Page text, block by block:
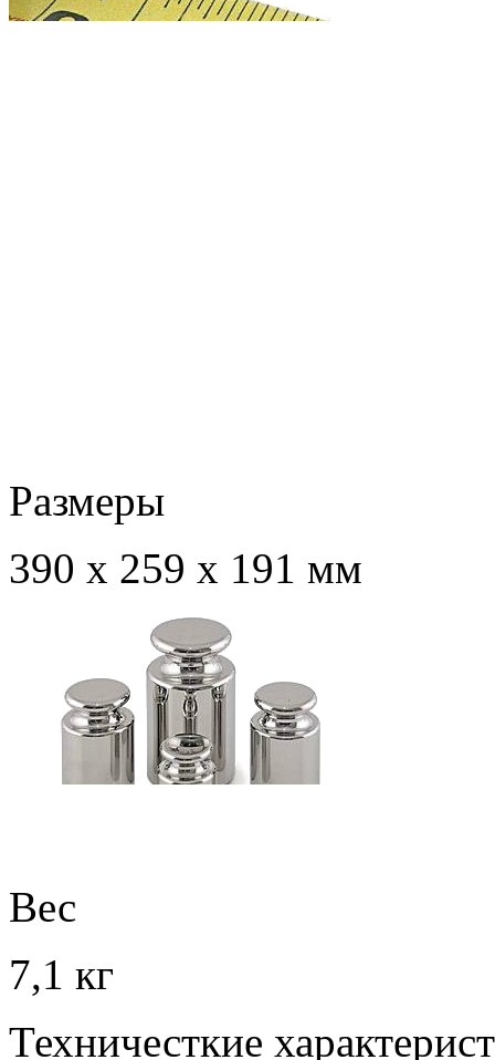
Размеры
390 х 259 х 191 мм
Вес
7,1 кг
Техничесткие